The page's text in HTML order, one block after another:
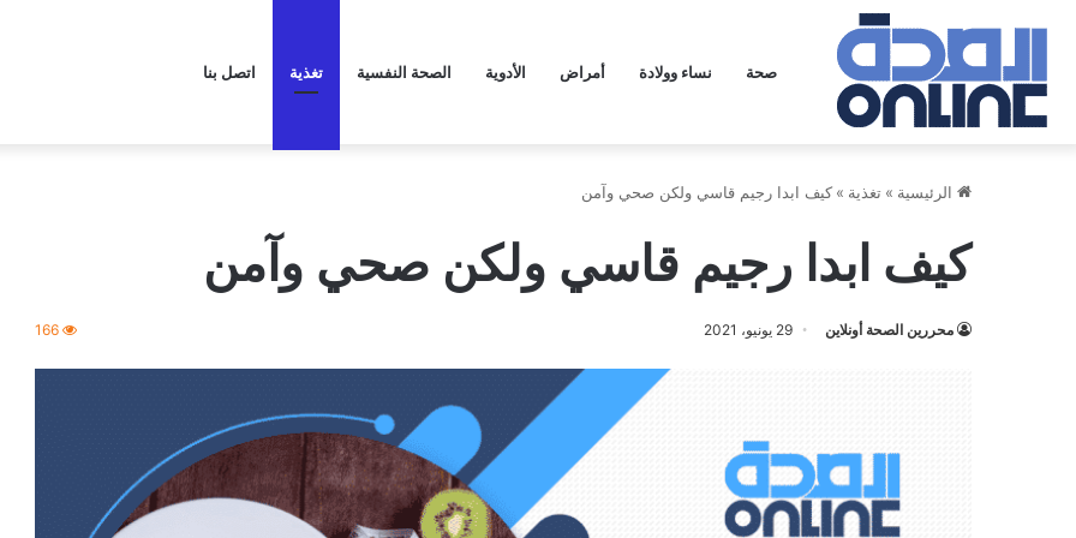
صحة نساء وولادة أمراض الأدوية الصحة النفسية تغذية اتصل بنا
الرئيسية » تغذية » كيف ابدا رجيم قاسي ولكن صحي وآمن
كيف ابدا رجيم قاسي ولكن صحي وآمن
محررين الصحة أونلاين 29 يونيو، 2021 166